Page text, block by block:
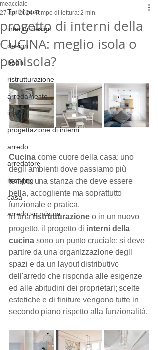
Tutti i post
interior design
design
bagni
ristrutturazione
arredamento
interni
progettazione di interni
arredo
arredatore
restyling
casa
arredo su misura
progetto di interni della
CUCINA: meglio isola o
penisola?
meacciale
27 apr 2024 Tempo di lettura: 2 min
Cucina come cuore della casa: uno
degli ambienti dove passiamo più
tempo, una stanza che deve essere
bella, accogliente ma soprattutto
funzionale e pratica.
In una ristrutturazione o in un nuovo
progetto, il progetto di interni della
cucina sono un punto cruciale: si deve
partire da una organizzazione degli
spazi e da un layout distributivo
dell'arredo che risponda alle esigenze
ed alle abitudini dei proprietari; scelte
estetiche e di finiture vengono tutte in
secondo piano rispetto alla funzionalità.